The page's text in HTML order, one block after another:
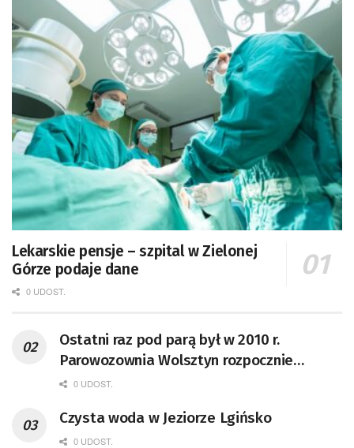
Lekarskie pensje – szpital w Zielonej
Górze podaje dane
0 UDOST.
Ostatni raz pod parą był w 2010 r.
Parowozownia Wolsztyn rozpocznie
remont unikatowego Tr5-65
0 UDOST.
Czysta woda w Jeziorze Lgińsko
0 UDOST.